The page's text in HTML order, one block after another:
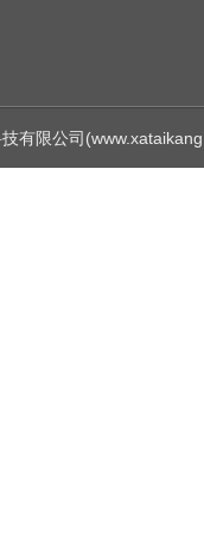
技有限公司